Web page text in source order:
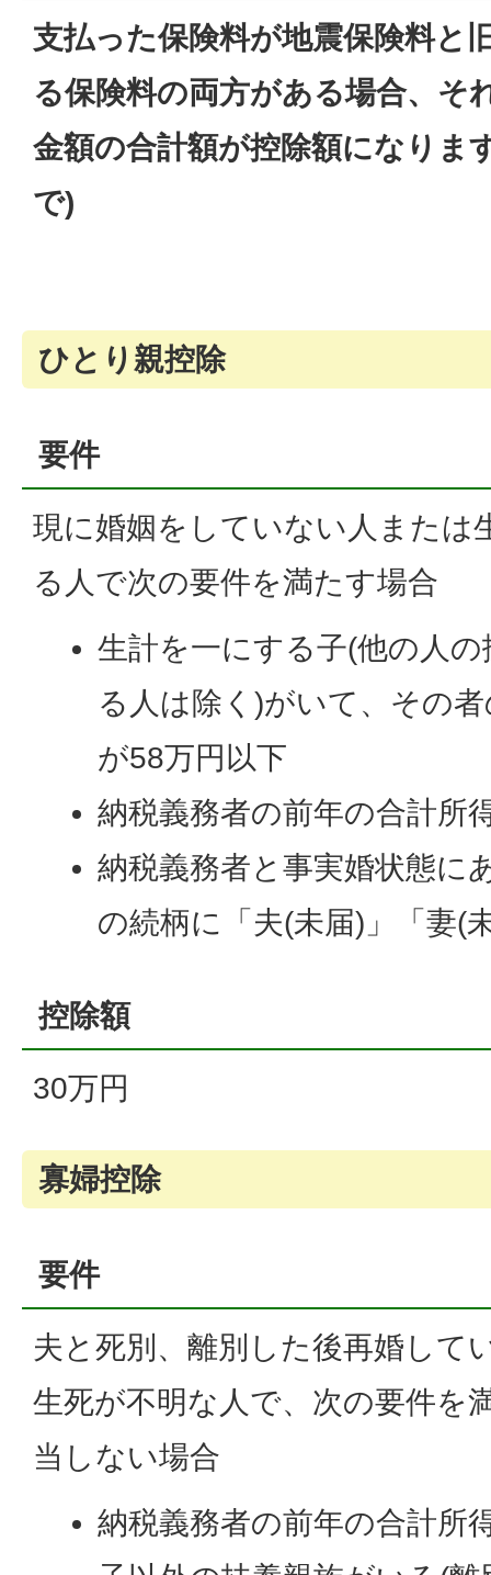
支払った保険料が地震保険料と
る保険料の両方がある場合、そ
金額の合計額が控除額になりま
で)
ひとり親控除
要件
現に婚姻をしていない人または
る人で次の要件を満たす場合
生計を一にする子(他の人
る人は除く)がいて、その
が58万円以下
納税義務者の前年の合計所
納税義務者と事実婚状態に
の続柄に「夫(未届)」「妻(
控除額
30万円
寡婦控除
要件
夫と死別、離別した後再婚して
生死が不明な人で、次の要件を
当しない場合
納税義務者の前年の合計所